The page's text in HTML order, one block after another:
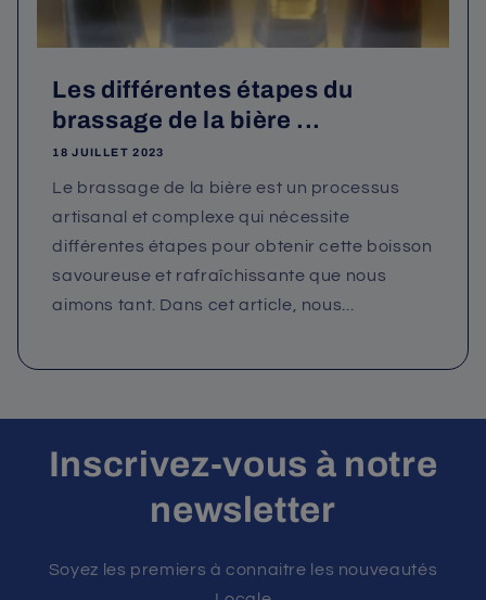
Les différentes étapes du
brassage de la bière ...
18 JUILLET 2023
Le brassage de la bière est un processus
artisanal et complexe qui nécessite
différentes étapes pour obtenir cette boisson
savoureuse et rafraîchissante que nous
aimons tant. Dans cet article, nous...
Inscrivez-vous à notre
newsletter
Soyez les premiers à connaitre les nouveautés